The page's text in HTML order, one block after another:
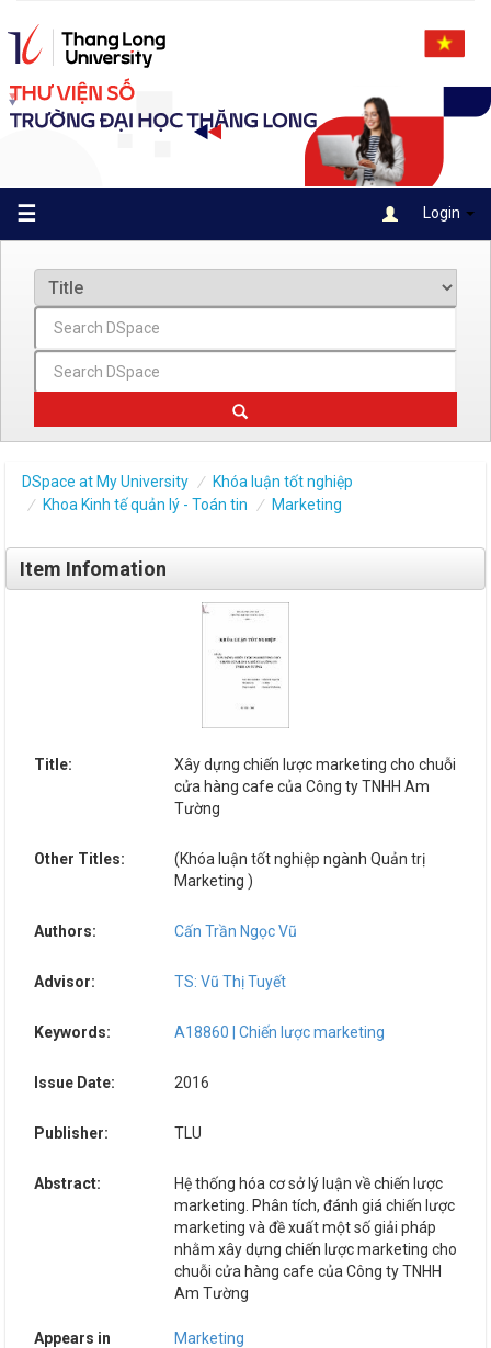
navigation
☰ Login
DSpace at My University
Khóa luận tốt nghiệp
Khoa Kinh tế quản lý - Toán tin
Marketing
Item Infomation
Title:
Xây dựng chiến lược marketing cho chuỗi
cửa hàng cafe của Công ty TNHH Am
Tường
Other Titles:
(Khóa luận tốt nghiệp ngành Quản trị
Marketing )
Authors: Cấn Trần Ngọc Vũ
Advisor: TS: Vũ Thị Tuyết
Keywords: A18860 | Chiến lược marketing
Issue Date: 2016
Publisher: TLU
Abstract:
Hệ thống hóa cơ sở lý luận về chiến lược
marketing. Phân tích, đánh giá chiến lược
marketing và đề xuất một số giải pháp
nhằm xây dựng chiến lược marketing cho
chuỗi cửa hàng cafe của Công ty TNHH
Am Tường
Appears in
Marketing